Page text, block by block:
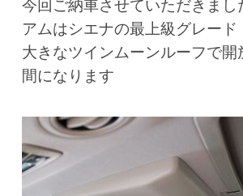
今回ご納車させていただきまし
アムはシエナの最上級グレード
大きなツインムーンルーフで開
間になります